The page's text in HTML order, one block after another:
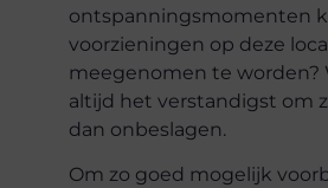
ontspanningsmomenten
voorzieningen op deze
meegenomen te worden?
altijd het verstandigst om
dan onbeslagen.
Om zo goed mogelijk